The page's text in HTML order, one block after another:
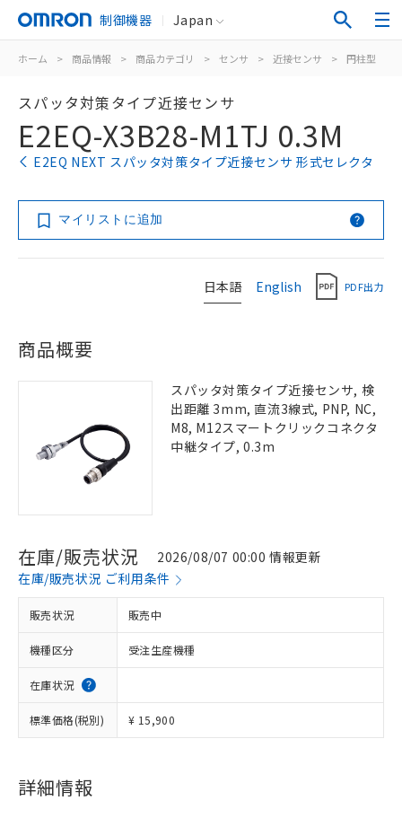
制御機器 Japan
ホーム > 商品情報 > 商品カテゴリ > センサ > 近接センサ > 円柱型
スパッタ対策タイプ近接センサ
E2EQ-X3B28-M1TJ 0.3M
E2EQ NEXT スパッタ対策タイプ近接センサ 形式セレクタ
マイリストに追加
日本語 English PDF出力
商品概要
スパッタ対策タイプ近接センサ, 検
出距離 3mm, 直流3線式, PNP, NC,
M8, M12スマートクリックコネクタ
中継タイプ, 0.3m
在庫/販売状況
2026/08/07 00:00 情報更新
在庫/販売状況 ご利用条件
販売状況 販売中
機種区分 受注生産機種
在庫状況
標準価格(税別) ¥ 15,900
詳細情報